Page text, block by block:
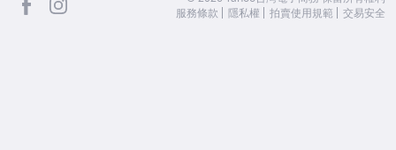
服務條款
隱私權 拍賣使用規範 交易安全